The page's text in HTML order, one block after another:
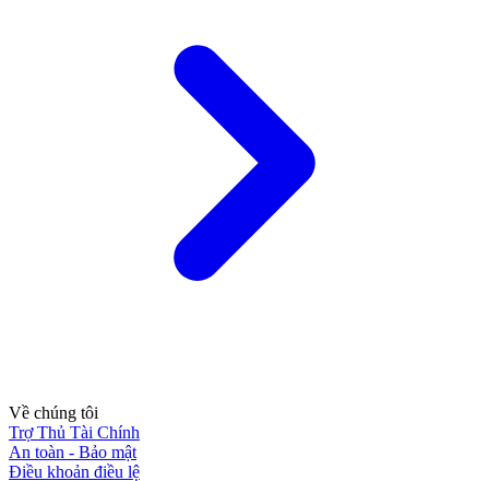
Về chúng tôi
Trợ Thủ Tài Chính
An toàn - Bảo mật
Điều khoản điều lệ